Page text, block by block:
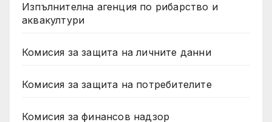
Изпълнителна агенция по рибарство и
аквакултури
Комисия за защита на личните данни
Комисия за защита на потребителите
Комисия за финансов надзор